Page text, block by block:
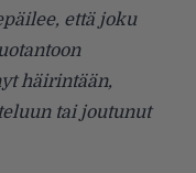
että joku
häirintään,
tai joutunut